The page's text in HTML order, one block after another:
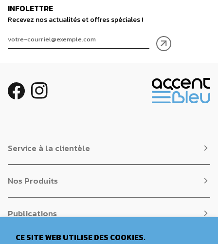
CE SITE WEB UTILISE DES COOKIES.
INFOLETTRE
Recevez nos actualités et offres spéciales !
Service à la clientèle
Nos Produits
Publications